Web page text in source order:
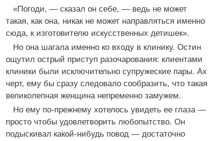
«Погоди, — сказал он себе, — ведь не может
такая, как она, никак не может направляться именно
сюда, к изготовителю искусственных детишек».
Но она шагала именно ко входу в клинику. Остин
ощутил острый приступ разочарования: клиентами
клиники были исключительно супружеские пары. Ах
черт, ему бы сразу следовало сообразить, что такая
великолепная женщина непременно замужем.
Но ему по-прежнему хотелось увидеть ее глаза —
просто чтобы удовлетворить любопытство. Он
подыскивал какой-нибудь повод — достаточно